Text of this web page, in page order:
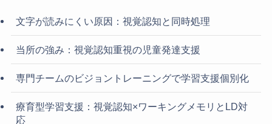
文字が読みにくい原因：視覚認知と同時処理
当所の強み：視覚認知重視の児童発達支援
専門チームのビジョントレーニングで学習支援個別化
療育型学習支援：視覚認知×ワーキングメモリとLD対
応